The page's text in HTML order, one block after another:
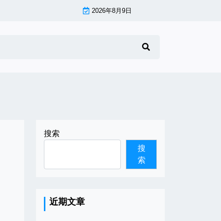
2026年8月9日
搜索
搜
索
近期文章